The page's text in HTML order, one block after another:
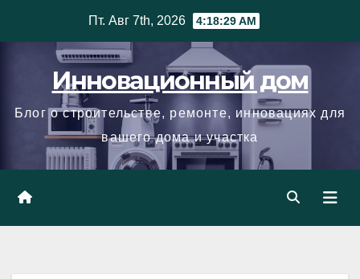
Пт. Авг 7th, 2026 4:18:29 AM
Инновационный дом
Блог о строительстве, ремонте, инновациях для
вашего дома и участка